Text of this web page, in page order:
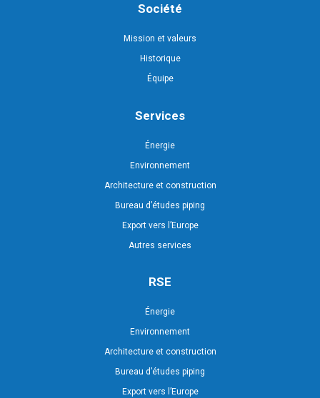
Société
Mission et valeurs
Historique
Équipe
Services
Énergie
Environnement
Architecture et construction
Bureau d’études piping
Export vers l’Europe
Autres services
RSE
Énergie
Environnement
Architecture et construction
Bureau d’études piping
Export vers l’Europe